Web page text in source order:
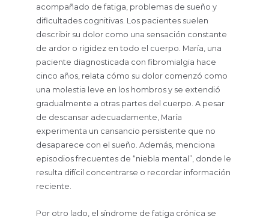
acompañado de fatiga, problemas de sueño y
dificultades cognitivas. Los pacientes suelen
describir su dolor como una sensación constante
de ardor o rigidez en todo el cuerpo. María, una
paciente diagnosticada con fibromialgia hace
cinco años, relata cómo su dolor comenzó como
una molestia leve en los hombros y se extendió
gradualmente a otras partes del cuerpo. A pesar
de descansar adecuadamente, María
experimenta un cansancio persistente que no
desaparece con el sueño. Además, menciona
episodios frecuentes de “niebla mental”, donde le
resulta difícil concentrarse o recordar información
reciente.
Por otro lado, el síndrome de fatiga crónica se